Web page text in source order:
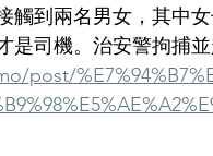
觸到兩名男女，其中
是司機。治安警拘捕並
post/